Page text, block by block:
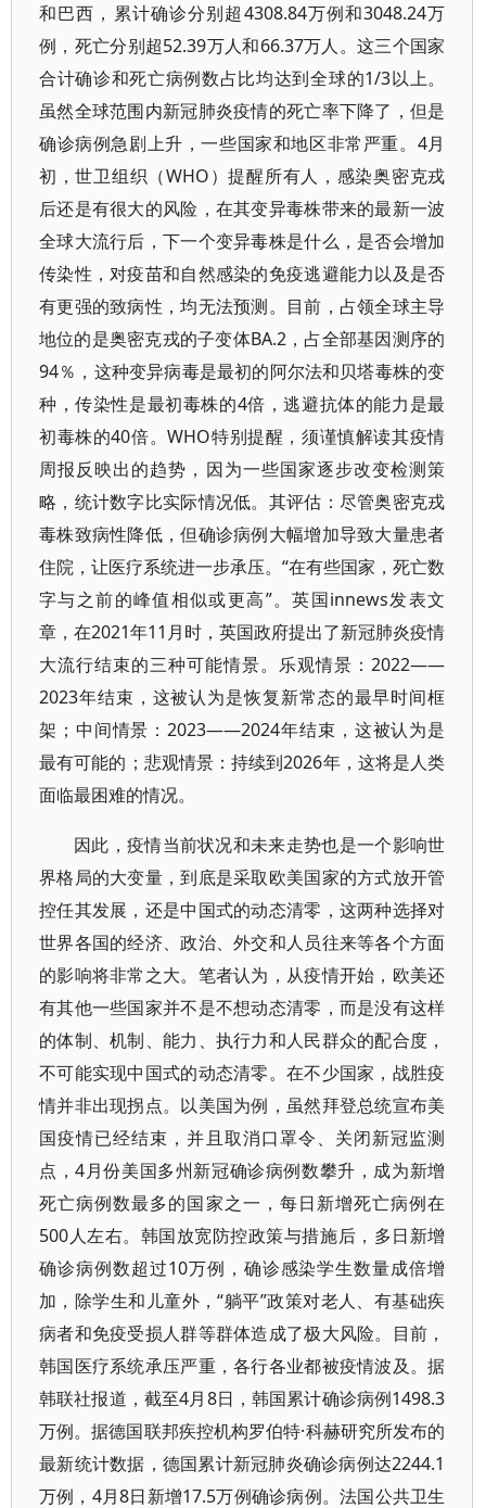
和巴西，累计确诊分别超4308.84万例和3048.24万
例，死亡分别超52.39万人和66.37万人。这三个国家
合计确诊和死亡病例数占比均达到全球的1/3以上。
虽然全球范围内新冠肺炎疫情的死亡率下降了，但是
确诊病例急剧上升，一些国家和地区非常严重。4月
初，世卫组织（WHO）提醒所有人，感染奥密克戎
后还是有很大的风险，在其变异毒株带来的最新一波
全球大流行后，下一个变异毒株是什么，是否会增加
传染性，对疫苗和自然感染的免疫逃避能力以及是否
有更强的致病性，均无法预测。目前，占领全球主导
地位的是奥密克戎的子变体BA.2，占全部基因测序的
94％，这种变异病毒是最初的阿尔法和贝塔毒株的变
种，传染性是最初毒株的4倍，逃避抗体的能力是最
初毒株的40倍。WHO特别提醒，须谨慎解读其疫情
周报反映出的趋势，因为一些国家逐步改变检测策
略，统计数字比实际情况低。其评估：尽管奥密克戎
毒株致病性降低，但确诊病例大幅增加导致大量患者
住院，让医疗系统进一步承压。“在有些国家，死亡数
字与之前的峰值相似或更高”。英国innews发表文
章，在2021年11月时，英国政府提出了新冠肺炎疫情
大流行结束的三种可能情景。乐观情景：2022——
2023年结束，这被认为是恢复新常态的最早时间框
架；中间情景：2023——2024年结束，这被认为是
最有可能的；悲观情景：持续到2026年，这将是人类
面临最困难的情况。
因此，疫情当前状况和未来走势也是一个影响世
界格局的大变量，到底是采取欧美国家的方式放开管
控任其发展，还是中国式的动态清零，这两种选择对
世界各国的经济、政治、外交和人员往来等各个方面
的影响将非常之大。笔者认为，从疫情开始，欧美还
有其他一些国家并不是不想动态清零，而是没有这样
的体制、机制、能力、执行力和人民群众的配合度，
不可能实现中国式的动态清零。在不少国家，战胜疫
情并非出现拐点。以美国为例，虽然拜登总统宣布美
国疫情已经结束，并且取消口罩令、关闭新冠监测
点，4月份美国多州新冠确诊病例数攀升，成为新增
死亡病例数最多的国家之一，每日新增死亡病例在
500人左右。韩国放宽防控政策与措施后，多日新增
确诊病例数超过10万例，确诊感染学生数量成倍增
加，除学生和儿童外，“躺平”政策对老人、有基础疾
病者和免疫受损人群等群体造成了极大风险。目前，
韩国医疗系统承压严重，各行各业都被疫情波及。据
韩联社报道，截至4月8日，韩国累计确诊病例1498.3
万例。据德国联邦疾控机构罗伯特·科赫研究所发布的
最新统计数据，德国累计新冠肺炎确诊病例达2244.1
万例，4月8日新增17.5万例确诊病例。法国公共卫生